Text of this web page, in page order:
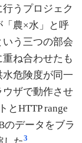
うプロジェク
「農×水」と呼
う三つの部会
ね合わせたも
危険度が同一
ザで動作させ
とHTTP range
のデータをブラ
3